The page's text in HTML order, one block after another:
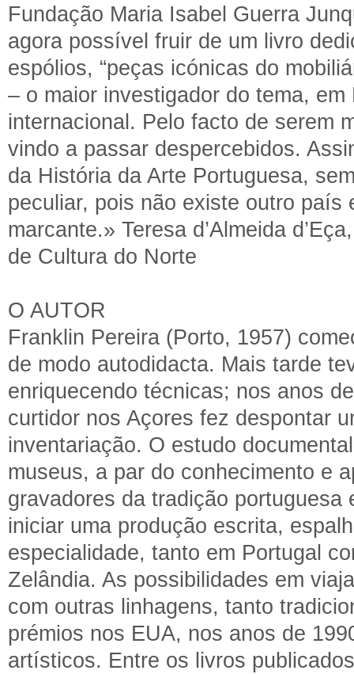
Fundação Maria Isabel Guerra
agora possível fruir de um livro
espólios, “peças icónicas do
– o maior investigador do tema,
internacional. Pelo facto de serem
vindo a passar despercebidos.
da História da Arte Portuguesa,
peculiar, pois não existe outro país
marcante.» Teresa d’Almeida
de Cultura do Norte
O AUTOR
Franklin Pereira (Porto, 1957)
de modo autodidacta. Mais tarde
enriquecendo técnicas; nos anos
curtidor nos Açores fez despontar
inventariação. O estudo
museus, a par do conhecimento e
gravadores da tradição
iniciar uma produção escrita,
especialidade, tanto em Portugal
Zelândia. As possibilidades em
com outras linhagens, tanto
prémios nos EUA, nos anos de
artísticos. Entre os livros